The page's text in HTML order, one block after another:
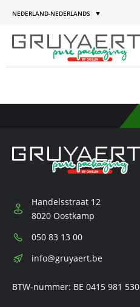
naar
inhoud
Taal
NEDERLAND-NEDERLANDS
Handelsstraat 12
8020 Oostkamp
Telefoon:
050 83 13 00
E-
info@gruyaert.be
BTW-nummer: BE 0415 981 530